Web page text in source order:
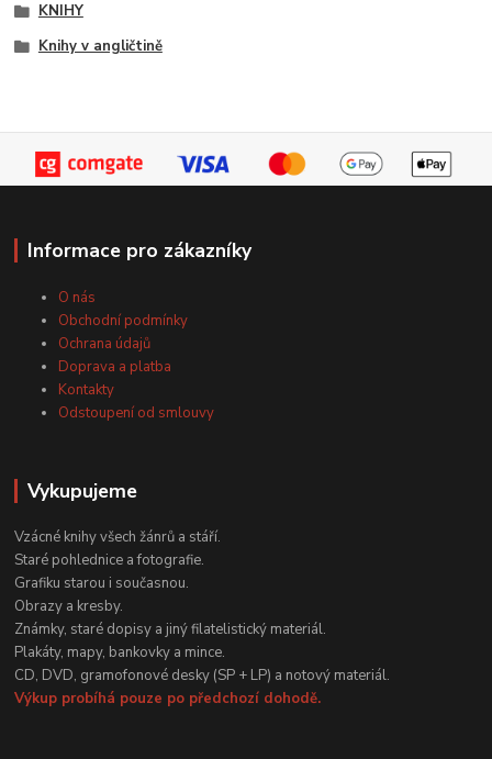
KNIHY
Knihy v angličtině
Informace pro zákazníky
O nás
Obchodní podmínky
Ochrana údajů
Doprava a platba
Kontakty
Odstoupení od smlouvy
Vykupujeme
Vzácné knihy všech žánrů a stáří.
Staré pohlednice a fotografie.
Grafiku starou i současnou.
Obrazy a kresby.
Známky, staré dopisy a jiný filatelistický materiál.
Plakáty, mapy, bankovky a mince.
CD, DVD, gramofonové desky (SP + LP) a notový materiál.
Výkup probíhá pouze po předchozí dohodě.